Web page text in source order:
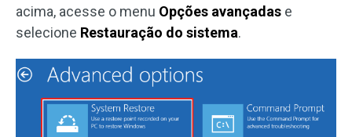
acima, acesse o menu Opções avançadas e
selecione Restauração do sistema.